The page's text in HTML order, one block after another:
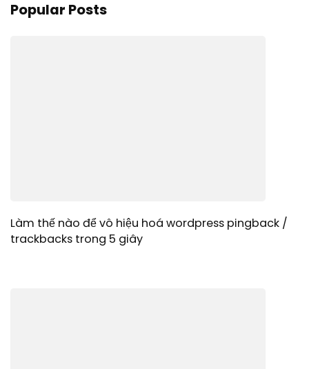
Popular Posts
Làm thế nào để vô hiệu hoá wordpress pingback /
trackbacks trong 5 giây